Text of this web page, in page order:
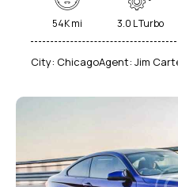
54K mi 3.0 L Turbo
City: ChicagoAgent: Jim